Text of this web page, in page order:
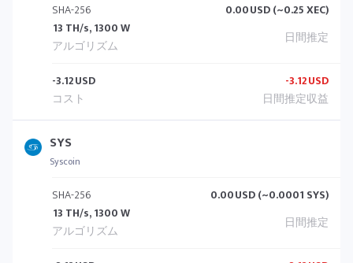
SHA-256
13 TH/s, 1300 W
0.00USD (~0.25 XEC)
-3.12USD -3.12USD
SYS
Syscoin
SHA-256
13 TH/s, 1300 W
0.00USD (~0.0001 SYS)